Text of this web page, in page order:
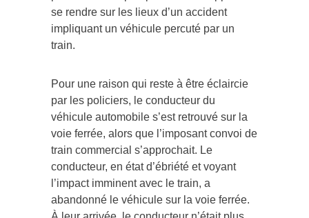
se rendre sur les lieux d’un accident
impliquant un véhicule percuté par un
train.
Pour une raison qui reste à être éclaircie
par les policiers, le conducteur du
véhicule automobile s’est retrouvé sur la
voie ferrée, alors que l’imposant convoi de
train commercial s’approchait. Le
conducteur, en état d’ébriété et voyant
l’impact imminent avec le train, a
abandonné le véhicule sur la voie ferrée.
À leur arrivée, le conducteur n’était plus